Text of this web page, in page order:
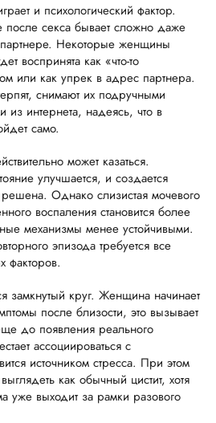
и психологический фактор.
после секса бывает сложно даже
Некоторые женщины
воспринята как «что-то
или как упрек в адрес партнера.
снимают их подручными
из интернета, надеясь, что в
само.
может казаться.
улучшается, и создается
Однако слизистая мочевого
воспаления становится более
механизмы менее устойчивыми.
эпизода требуется все
замкнутый круг. Женщина начинает
после близости, это вызывает
до появления реального
ассоциироваться с
источником стресса. При этом
как обычный цистит, хотя
уже выходит за рамки разового